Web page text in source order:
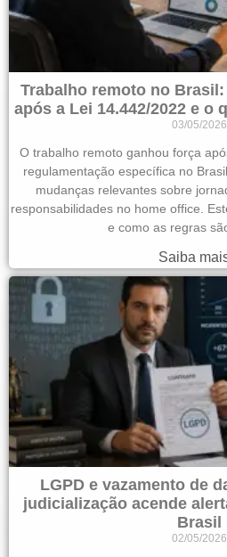
Trabalho remoto no
após a Lei 14.442/2022 e o
03/05/2026
O trabalho remoto ganhou força
regulamentação específica no
mudanças relevantes sobre
responsabilidades no home office.
e como as regras
Saiba
LGPD e vazamento de
judicialização acende
Brasil
02/05/2026